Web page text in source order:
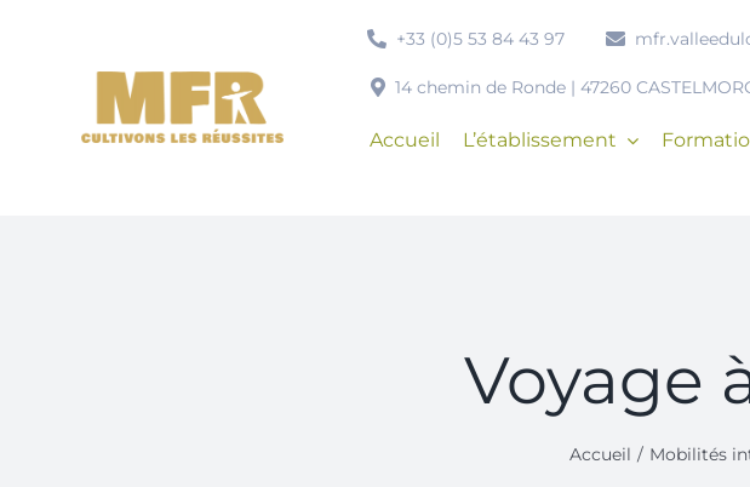
+33 (0)5 53 84 43 97
14 chemin de Ronde | 47260
Accueil L’établissement
Voyage
Accueil Mobilités